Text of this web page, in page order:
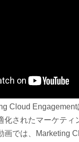
Cloud
化されたマーケテ
画では、Marketing